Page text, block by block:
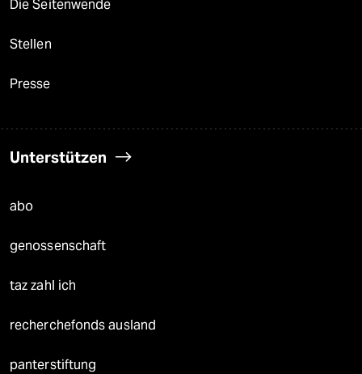
Die Seitenwende
Stellen
Presse
Unterstützen
abo
genossenschaft
taz zahl ich
recherchefonds ausland
panterstiftung